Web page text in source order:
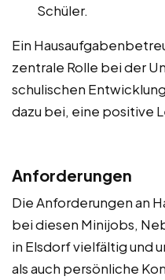
Schüler.
Ein
zentrale Rolle bei der
schulischen
dazu bei, eine positive
Anforderungen
Die Anforderungen an
bei diesen Minijobs,
in Elsdorf vielfältig und
als auch persönliche